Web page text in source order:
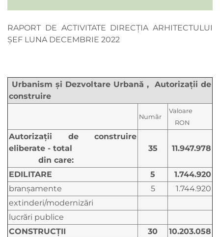
RAPORT DE ACTIVITATE DIRECȚIA ARHITECTULUI
ȘEF LUNA DECEMBRIE 2022
Urbanism şi Dezvoltare Urbană , Autorizaţii de
construire
Număr
Valoare
RON
Autorizaţii de construire
eliberate - total
din care:
35 11.947.978
EDILITARE 5
1.744.920
branşamente
5
1.744.920
extinderi/modernizări
lucrări publice
CONSTRUCŢII
30
10.203.058